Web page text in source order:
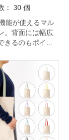
： 30 個
能が使えるマル
。背面には幅広
きるのもポイン